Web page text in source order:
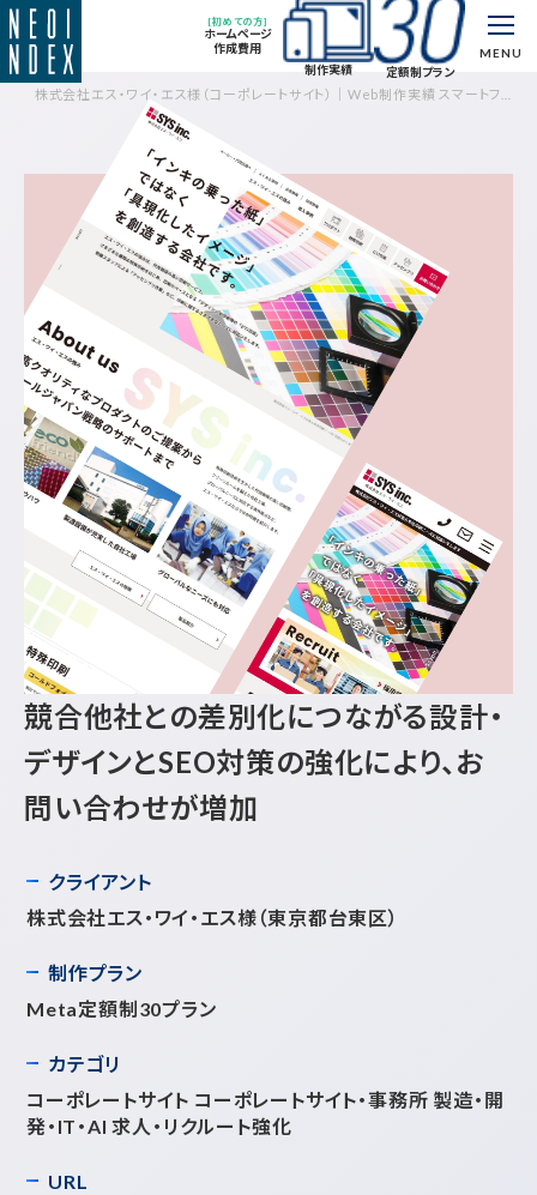
[初めての方]
ホームページ
作成費用
制作実績
定額制プラン
MENU
株式会社エス・ワイ・エス様（コーポレートサイト）｜Web制作実績 スマートフォ
競合他社との差別化につながる設計・
デザインとSEO対策の強化により、お
問い合わせが増加
クライアント
株式会社エス・ワイ・エス様 （東京都台東区）
制作プラン
Meta定額制30プラン
カテゴリ
コーポレートサイト コーポレートサイト・事務所 製造・開
発・IT・AI 求人・リクルート強化
URL